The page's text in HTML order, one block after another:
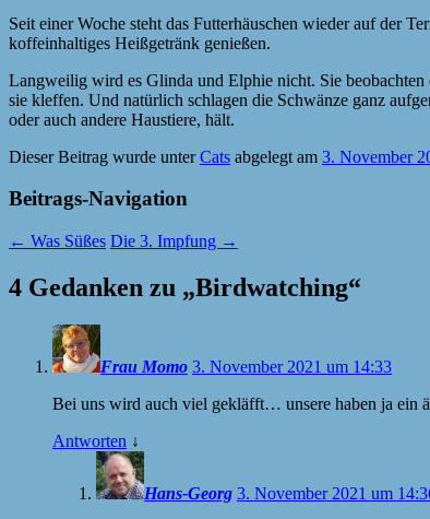
Seit einer Woche steht das Futterhäuschen wieder auf der
koffeinhaltiges Heißgetränk genießen.
Langweilig wird es Glinda und Elphie nicht. Sie
sie kleffen. Und natürlich schlagen die Schwänze ganz
oder auch andere Haustiere, hält.
Dieser Beitrag wurde unterCats abgelegt am 3. November
Beitrags-Navigation
← Was Süßes Die 3. Impfung →
4 Gedanken zu „Birdwatching“
Frau Momo 3. November 2021 um 14:33
Bei uns wird auch viel gekläfft… unsere haben ja ein
Antworten ↓
Hans-Georg 3. November 2021 um